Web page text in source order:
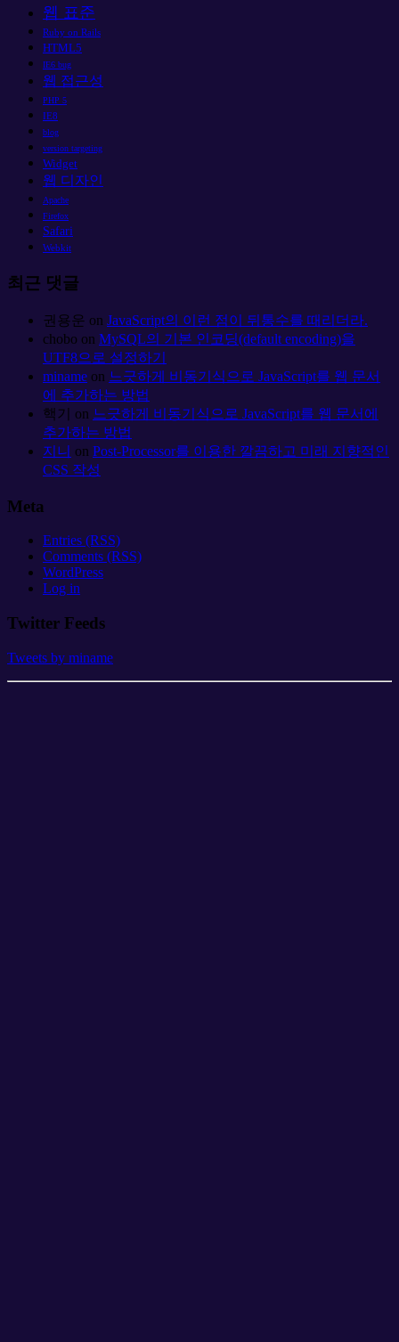
웹 표준
Ruby on Rails
HTML5
IE6 bug
웹 접근성
PHP 5
IE8
blog
version targeting
Widget
웹 디자인
Apache
Firefox
Safari
Webkit
최근 댓글
권용운 on JavaScript의 이런 점이 뒤통수를 때리더라.
chobo on MySQL의 기본 인코딩(default encoding)을
UTF8으로 설정하기
miname on 느긋하게 비동기식으로 JavaScript를 웹 문서
에 추가하는 방법
핵기
on 느긋하게 비동기식으로 JavaScript를 웹 문서에
추가하는 방법
지니 on Post-Processor를 이용한 깔끔하고 미래 지향적인
CSS 작성
Meta
Entries (RSS)
Comments (RSS)
WordPress
Log in
Twitter Feeds
Tweets by miname